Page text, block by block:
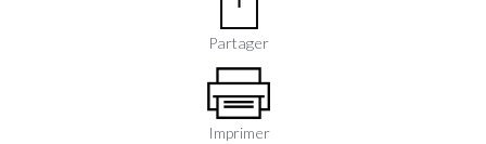
Partager
Imprimer